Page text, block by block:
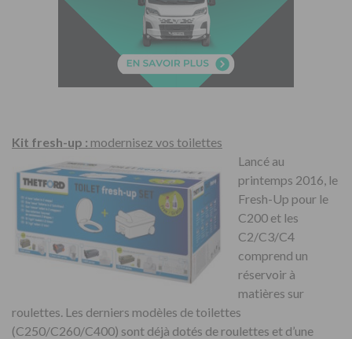
Kit fresh-up : modernisez vos toilettes
Lancé au
printemps 2016, le
Fresh-Up pour le
C200 et les
C2/C3/C4
comprend un
réservoir à
matières sur
roulettes. Les derniers modèles de toilettes
(C250/C260/C400) sont déjà dotés de roulettes et d’une